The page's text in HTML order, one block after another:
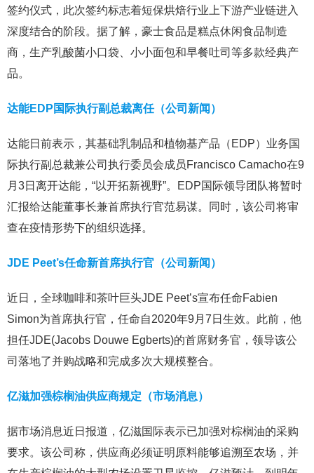
签约仪式，此次签约标志着短保烘焙行业上下游产业链进入
深度结合的阶段。据了解，豪士食品是糕点休闲食品制造
商，生产乳酸菌小口袋、小小面包和早餐吐司等多款经典产
品。
达能EDP国际执行副总裁离任（公司新闻）
达能日前表示，其基础乳制品和植物基产品（EDP）业务国
际执行副总裁兼公司执行委员会成员Francisco Camacho在9
月3日离开达能，“以开拓新视野”。EDP国际领导团队将暂时
汇报给达能董事长兼首席执行官范易谋。同时，该公司将审
查在疫情形势下的组织选择。
JDE Peet’s任命新首席执行官（公司新闻）
近日，全球咖啡和茶叶巨头JDE Peet’s宣布任命Fabien
Simon为首席执行官，任命自2020年9月7日生效。此前，他
担任JDE(Jacobs Douwe Egberts)的首席财务官，领导该公
司落地了并购战略和完成多次大规模整合。
亿滋加强棕榈油供应商规定（市场消息）
据市场消息近日报道，亿滋国际表示已加强对棕榈油的采购
要求。该公司称，供应商必须证明原料能够追溯至农场，并